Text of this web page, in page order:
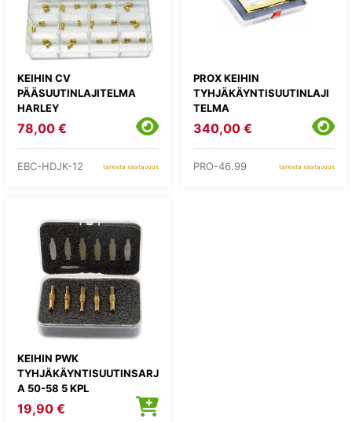
KEIHIN CV
PÄÄSUUTINLAJITELMA
HARLEY
78,00 €
EBC-HDJK-12 tarkista saatavuus
PROX KEIHIN
TYHJÄKÄYNTISUUTINLAJI
TELMA
340,00 €
PRO-46.99 tarkista saatavuus
KEIHIN PWK
TYHJÄKÄYNTISUUTINSARJ
A 50-58 5 KPL
19,90 €